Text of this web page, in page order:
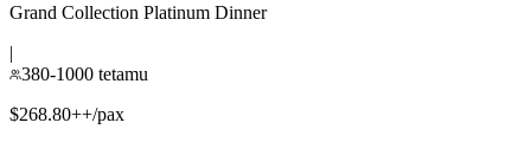
Grand Collection Platinum Dinner
|
380-1000 tetamu
$268.80++/pax